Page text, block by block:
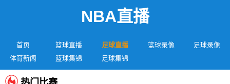
NBA直播
首页 篮球直播 足球直播 篮球录像
足球录像
体育新闻
篮球集锦 足球集锦